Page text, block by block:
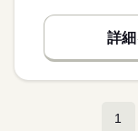
詳
1